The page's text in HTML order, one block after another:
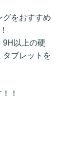
をおすすめ
9H以上の硬
タブレットを
！